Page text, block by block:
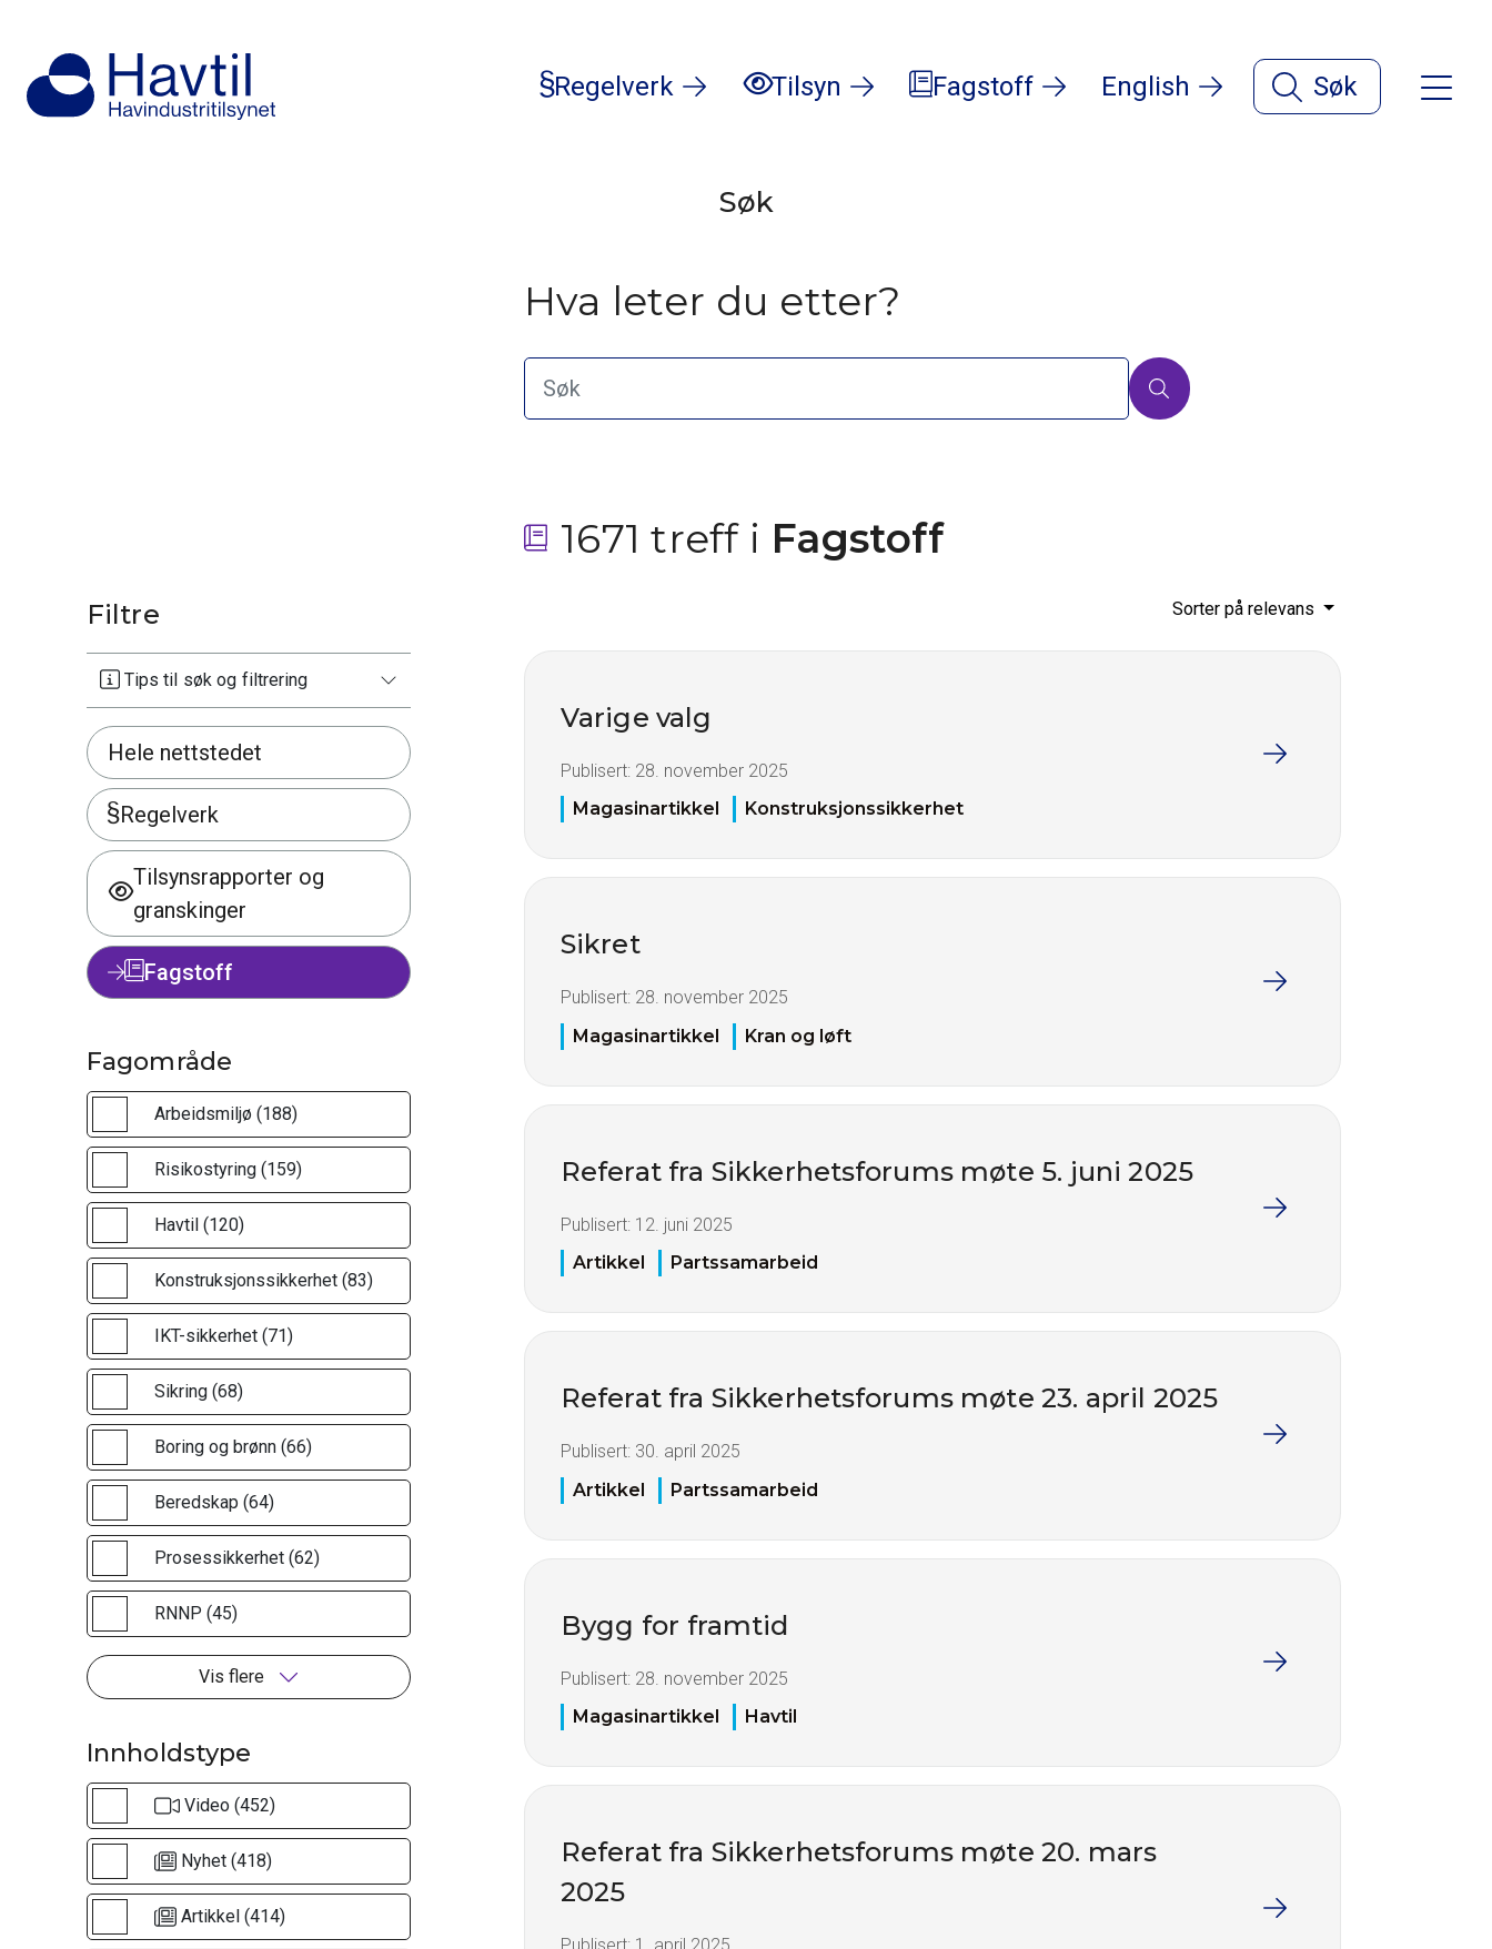
Regelverk Tilsyn Fagstoff English Søk
Søk
Hva leter du etter?
1671 treff i Fagstoff
Filtre
Tips til søk og filtrering
Hele nettstedet
Regelverk
Tilsynsrapporter og
granskinger
Fagstoff
Fagområde
Arbeidsmiljø (188)
Risikostyring (159)
Havtil (120)
Konstruksjonssikkerhet (83)
IKT-sikkerhet (71)
Sikring (68)
Boring og brønn (66)
Beredskap (64)
Prosessikkerhet (62)
RNNP (45)
Vis flere
Innholdstype
Video (452)
Nyhet (418)
Artikkel (414)
Sorter på relevans
Varige valg
Publisert: 28. november 2025
Magasinartikkel
Konstruksjonssikkerhet
Sikret
Publisert: 28. november 2025
Magasinartikkel
Kran og løft
Referat fra Sikkerhetsforums møte 5. juni 2025
Publisert: 12. juni 2025
Artikkel
Partssamarbeid
Referat fra Sikkerhetsforums møte 23. april 2025
Publisert: 30. april 2025
Artikkel
Partssamarbeid
Bygg for framtid
Publisert: 28. november 2025
Magasinartikkel
Havtil
Referat fra Sikkerhetsforums møte 20. mars
2025